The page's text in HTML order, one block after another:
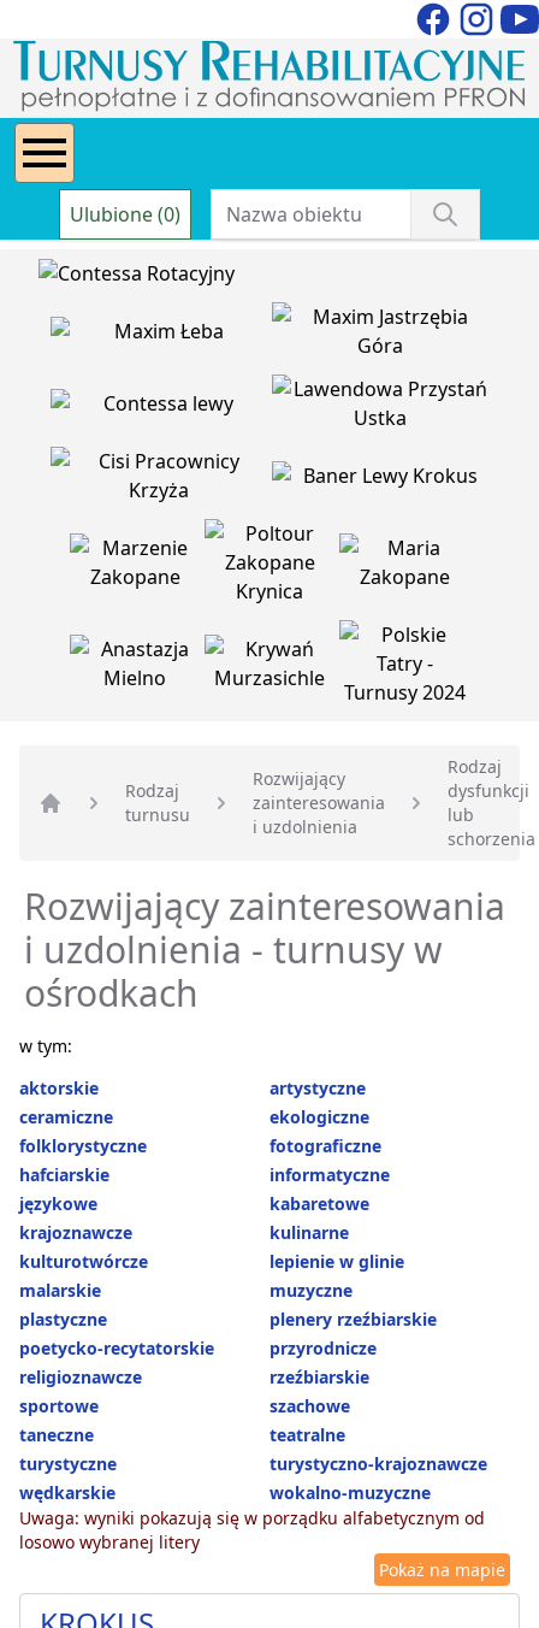
Ulubione (0)
Strona główna
Rodzaj
turnusu
Rozwijający
zainteresowania
i uzdolnienia
Rodzaj
dysfunkcji
lub
schorzenia
Rozwijający zainteresowania
i uzdolnienia - turnusy w
ośrodkach
w tym:
aktorskie
artystyczne
ceramiczne
ekologiczne
folklorystyczne
fotograficzne
hafciarskie
informatyczne
językowe
kabaretowe
krajoznawcze
kulinarne
kulturotwórcze
lepienie w glinie
malarskie
muzyczne
plastyczne
plenery rzeźbiarskie
poetycko-recytatorskie
przyrodnicze
religioznawcze
rzeźbiarskie
sportowe
szachowe
taneczne
teatralne
turystyczne
turystyczno-krajoznawcze
wędkarskie
wokalno-muzyczne
Uwaga: wyniki pokazują się w porządku alfabetycznym od
losowo wybranej litery
Pokaż na mapie